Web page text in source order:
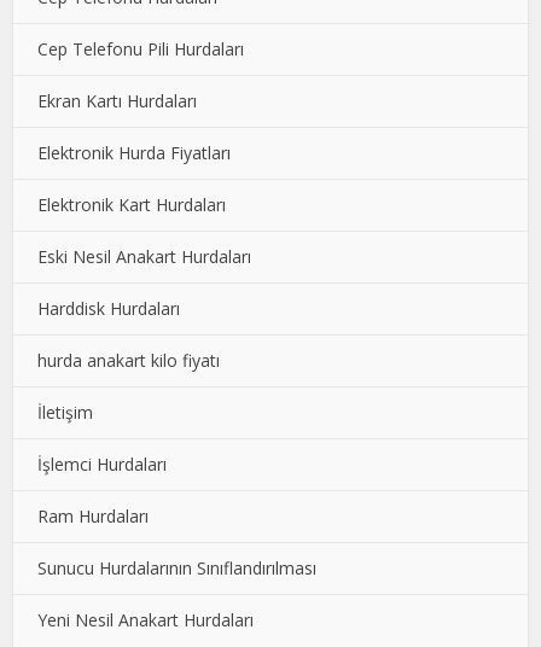
Cep Telefonu Pili Hurdaları
Ekran Kartı Hurdaları
Elektronik Hurda Fiyatları
Elektronik Kart Hurdaları
Eski Nesil Anakart Hurdaları
Harddisk Hurdaları
hurda anakart kilo fiyatı
İletişim
İşlemci Hurdaları
Ram Hurdaları
Sunucu Hurdalarının Sınıflandırılması
Yeni Nesil Anakart Hurdaları